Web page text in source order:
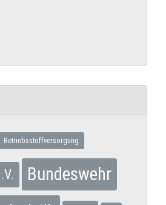
Betriebsstoffversorgung
Bundeswehr